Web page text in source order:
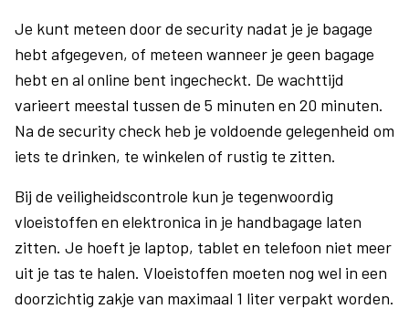
Je kunt meteen door de security nadat je je bagage
hebt afgegeven, of meteen wanneer je geen bagage
hebt en al online bent ingecheckt. De wachttijd
varieert meestal tussen de 5 minuten en 20 minuten.
Na de security check heb je voldoende gelegenheid om
iets te drinken, te winkelen of rustig te zitten.
Bij de veiligheidscontrole kun je tegenwoordig
vloeistoffen en elektronica in je handbagage laten
zitten. Je hoeft je laptop, tablet en telefoon niet meer
uit je tas te halen. Vloeistoffen moeten nog wel in een
doorzichtig zakje van maximaal 1 liter verpakt worden.